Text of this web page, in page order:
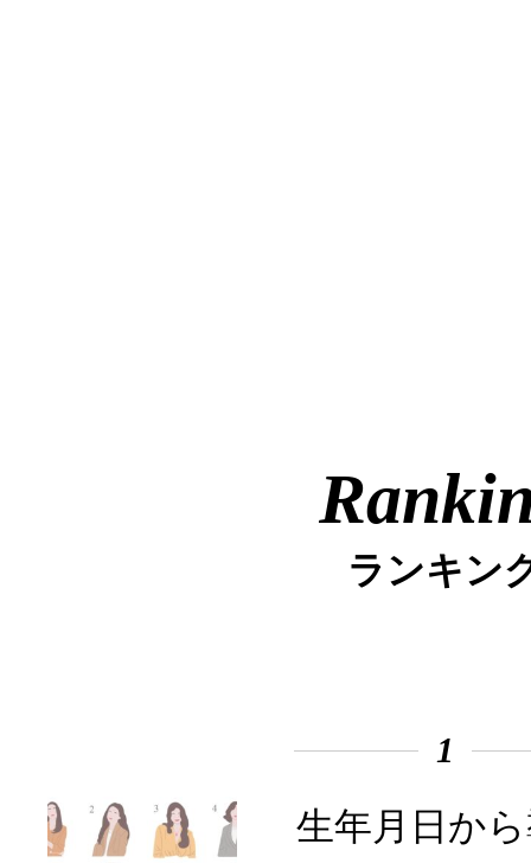
ランキン
1
生年月日か